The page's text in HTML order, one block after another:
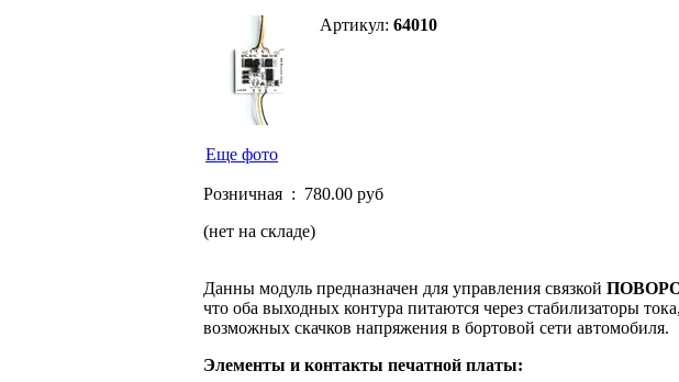
Еще фото
Артикул: 64010
Розничная : 780.00 руб
(нет на складе)
Данны модуль предназначен для управления связкой
что оба выходных контура питаются через стабилизаторы
возможных скачков напряжения в бортовой сети автомобиля.
Элементы и контакты печатной платы: